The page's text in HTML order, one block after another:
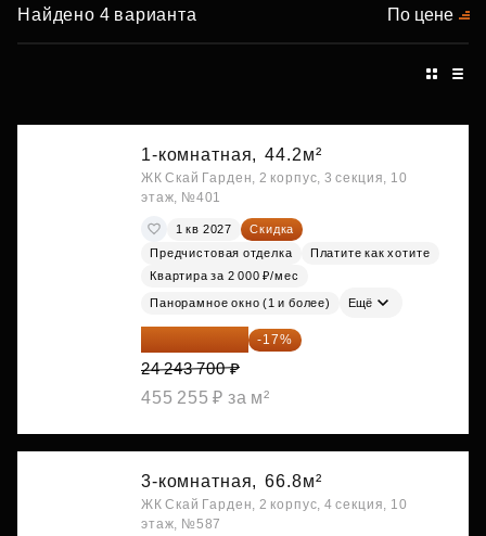
Найдено 4 варианта По цене
1-комнатная, 44.2м²
ЖК Скай Гарден, 2 корпус, 3 секция, 10
этаж, №401
1 кв 2027
Скидка
Предчистовая отделка
Платите как хотите
Квартира за 2 000 ₽/мес
Панорамное окно (1 и более) Ещё
20 122 271 ₽ -17%
24 243 700 ₽
455 255 ₽ за м²
3-комнатная, 66.8м²
ЖК Скай Гарден, 2 корпус, 4 секция, 10
этаж, №587